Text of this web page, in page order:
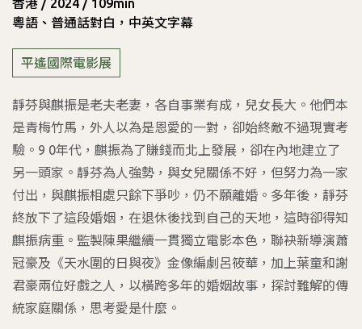
粵語、普通話對白，中英文字幕
平遙國際電影展
靜芬與麒振是老夫老妻，各自事業有成，兒女長大。他們本
是青梅竹馬，外人以為是恩愛的一對，卻始終敵不過現實考
驗。9 0年代，麒振為了賺錢而北上發展，卻在內地建立了
另一頭家。靜芬為人強勢，與女兒關係不好，但努力為一家
付出，與麒振相處只餘下爭吵，仍不願離婚。多年後，靜芬
終放下了這段婚姻，在退休後找到自己的天地，這時卻得知
麒振病重。監製陳果繼續一貫獨立電影本色，聯袂新導演蕭
冠豪及《天水圍的日與夜》金像編劇呂筱華，加上葉童和謝
君豪兩位好戲之人，以橫跨多年的婚姻故事，探討難解的傳
統家庭關係，思考愛是什麼。